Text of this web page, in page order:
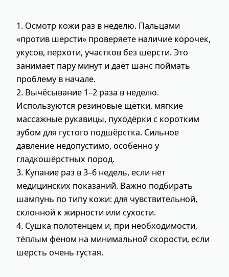
1. Осмотр кожи раз в неделю. Пальцами
«против шерсти» проверяете наличие корочек,
укусов, перхоти, участков без шерсти. Это
занимает пару минут и даёт шанс поймать
проблему в начале.
2. Вычёсывание 1–2 раза в неделю.
Используются резиновые щётки, мягкие
массажные рукавицы, пуходёрки с коротким
зубом для густого подшёрстка. Сильное
давление недопустимо, особенно у
гладкошёрстных пород.
3. Купание раз в 3–6 недель, если нет
медицинских показаний. Важно подбирать
шампунь по типу кожи: для чувствительной,
склонной к жирности или сухости.
4. Сушка полотенцем и, при необходимости,
тёплым феном на минимальной скорости, если
шерсть очень густая.